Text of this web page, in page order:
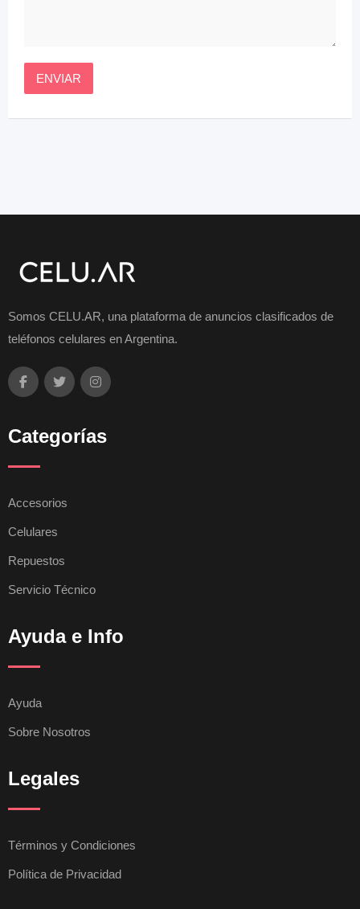
Somos CELU.AR, una plataforma de anuncios clasificados de
teléfonos celulares en Argentina.
Categorías
Accesorios
Celulares
Repuestos
Servicio Técnico
Ayuda e Info
Ayuda
Sobre Nosotros
Legales
Términos y Condiciones
Política de Privacidad